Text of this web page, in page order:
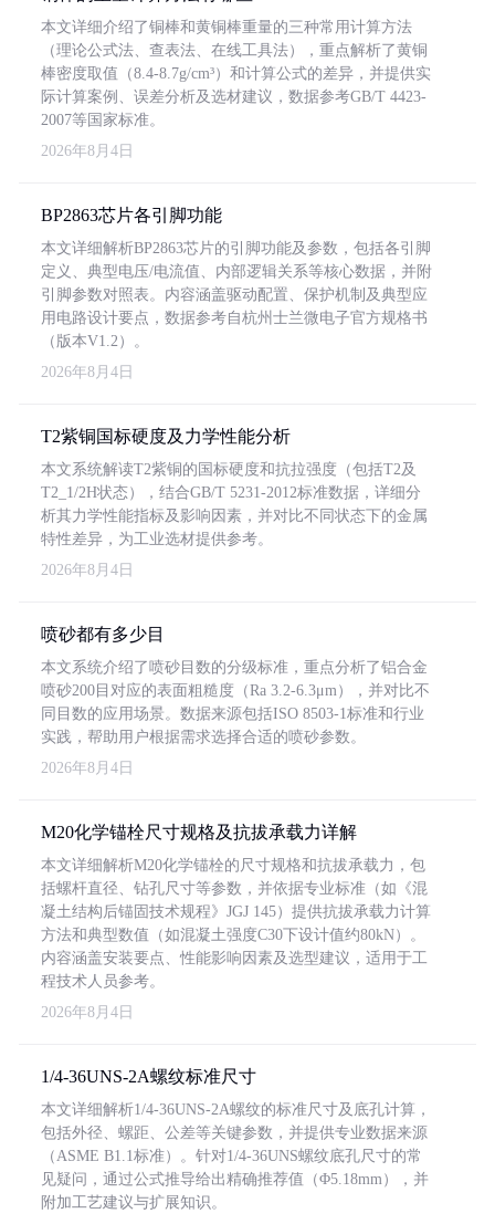
本文详细介绍了铜棒和黄铜棒重量的三种常用计算方法
（理论公式法、查表法、在线工具法），重点解析了黄铜
棒密度取值（8.4-8.7g/cm³）和计算公式的差异，并提供实
际计算案例、误差分析及选材建议，数据参考GB/T 4423-
2007等国家标准。
2026年8月4日
BP2863芯片各引脚功能
本文详细解析BP2863芯片的引脚功能及参数，包括各引脚
定义、典型电压/电流值、内部逻辑关系等核心数据，并附
引脚参数对照表。内容涵盖驱动配置、保护机制及典型应
用电路设计要点，数据参考自杭州士兰微电子官方规格书
（版本V1.2）。
2026年8月4日
T2紫铜国标硬度及力学性能分析
本文系统解读T2紫铜的国标硬度和抗拉强度（包括T2及
T2_1/2H状态），结合GB/T 5231-2012标准数据，详细分
析其力学性能指标及影响因素，并对比不同状态下的金属
特性差异，为工业选材提供参考。
2026年8月4日
喷砂都有多少目
本文系统介绍了喷砂目数的分级标准，重点分析了铝合金
喷砂200目对应的表面粗糙度（Ra 3.2-6.3μm），并对比不
同目数的应用场景。数据来源包括ISO 8503-1标准和行业
实践，帮助用户根据需求选择合适的喷砂参数。
2026年8月4日
M20化学锚栓尺寸规格及抗拔承载力详解
本文详细解析M20化学锚栓的尺寸规格和抗拔承载力，包
括螺杆直径、钻孔尺寸等参数，并依据专业标准（如《混
凝土结构后锚固技术规程》JGJ 145）提供抗拔承载力计算
方法和典型数值（如混凝土强度C30下设计值约80kN）。
内容涵盖安装要点、性能影响因素及选型建议，适用于工
程技术人员参考。
2026年8月4日
1/4-36UNS-2A螺纹标准尺寸
本文详细解析1/4-36UNS-2A螺纹的标准尺寸及底孔计算，
包括外径、螺距、公差等关键参数，并提供专业数据来源
（ASME B1.1标准）。针对1/4-36UNS螺纹底孔尺寸的常
见疑问，通过公式推导给出精确推荐值（Φ5.18mm），并
附加工艺建议与扩展知识。